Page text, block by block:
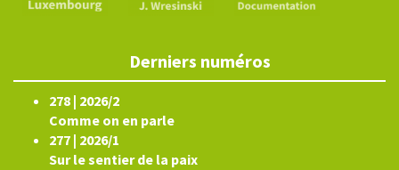
Derniers numéros
278 | 2026/2
Comme on en parle
277 | 2026/1
Sur le sentier de la paix